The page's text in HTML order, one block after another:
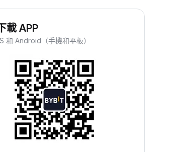
載 APP
和 Android（手機和平板）